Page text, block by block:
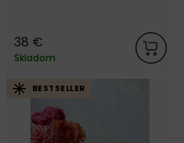
38 €
Skladom
BESTSELLER